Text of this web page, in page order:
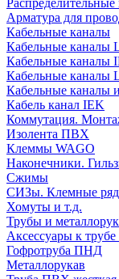
Арматура для
Кабельные каналы
Кабельные каналы
Кабельные каналы
Кабельные каналы
Кабельные
Кабель канал IEK
Коммутация.
Изолента ПВХ
Клеммы WAGO
Наконечники.
Сжимы
СИЗы. Клемные
Хомуты и т.д.
Трубы и
Аксессуары к
Гофротруба ПНД
Металлорукав